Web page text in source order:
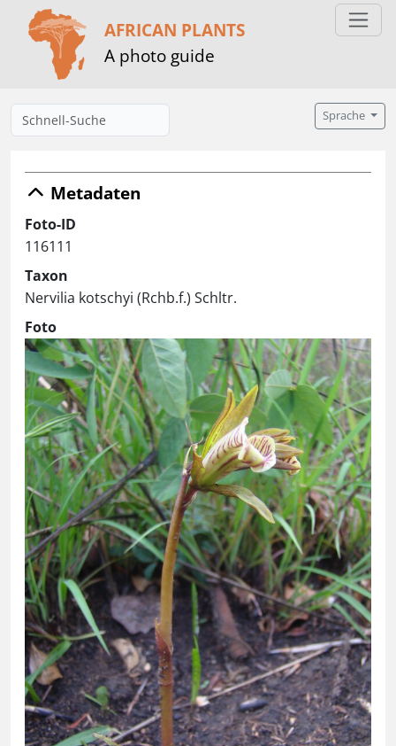
AFRICAN PLANTS
A photo guide
Sprache
Metadaten
Foto-ID
116111
Taxon
Nervilia kotschyi (Rchb.f.) Schltr.
Foto